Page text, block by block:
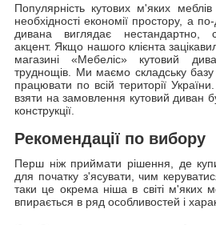
Популярність кутових м'яких
необхідності економії простору, а
дивана виглядає нестандартно,
акцент. Якщо нашого клієнта
магазині «Мебеліс» кутовий
труднощів. Ми маємо складську
працювати по всій території
взяти на замовлення кутовий диван
конструкції.
Рекомендації по вибору
Перш ніж приймати рішення, де
для початку з'ясувати, чим
таки це окрема ніша в світі м'яких
впирається в ряд особливостей і